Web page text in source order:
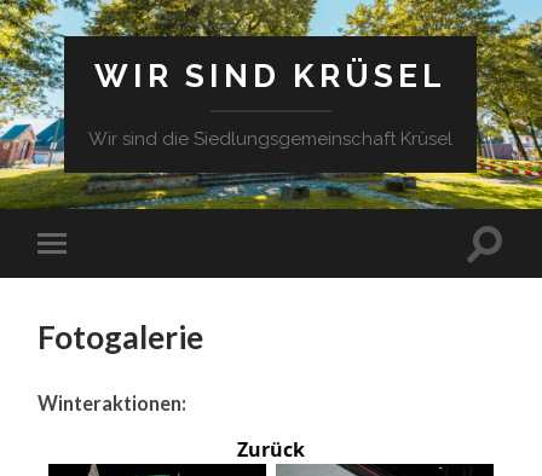
WIR SIND KRÜSEL
Wir sind die Siedlungsgemeinschaft Krüsel
Fotogalerie
Winteraktionen:
Zurück